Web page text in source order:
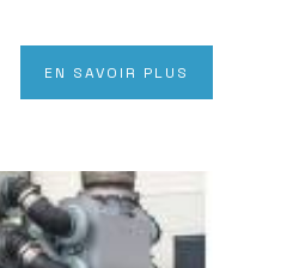
EN SAVOIR PLUS